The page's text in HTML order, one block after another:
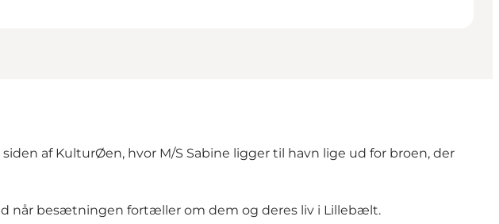
af KulturØen, hvor M/S Sabine ligger til havn lige ud for broen, der
når besætningen fortæller om dem og deres liv i Lillebælt.